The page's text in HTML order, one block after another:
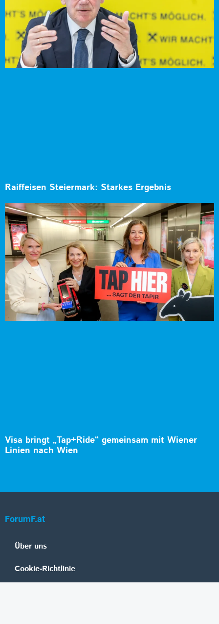
Raiffeisen Steiermark: Starkes Ergebnis
Visa bringt „Tap+Ride“ gemeinsam mit Wiener
Linien nach Wien
ForumF.at
Über uns
Cookie-Richtlinie